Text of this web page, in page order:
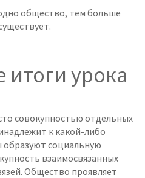
общество, тем больше
итоги урока
совокупностью отдельных
к какой-либо
образуют социальную
взаимосвязанных
Общество проявляет